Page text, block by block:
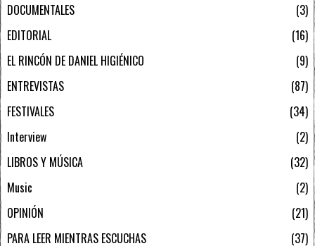
DOCUMENTALES
3
EDITORIAL
16
EL RINCÓN DE DANIEL HIGIÉNICO
9
ENTREVISTAS
87
FESTIVALES
34
Interview
2
LIBROS Y MÚSICA
32
Music
2
OPINIÓN
21
PARA LEER MIENTRAS ESCUCHAS
37